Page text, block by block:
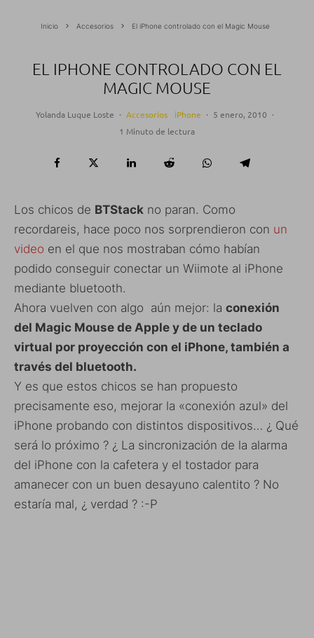
Inicio Accesorios El iPhone controlado con el Magic Mouse
EL IPHONE CONTROLADO CON EL
MAGIC MOUSE
Yolanda Luque Loste · Accesorios iPhone · 5 enero, 2010 ·
1 Minuto de lectura
Los chicos de BTStack no paran. Como
recordareis, hace poco nos sorprendieron con un
video en el que nos mostraban cómo habían
podido conseguir conectar un Wiimote al iPhone
mediante bluetooth.
Ahora vuelven con algo aún mejor: la conexión
del Magic Mouse de Apple y de un teclado
virtual por proyección con el iPhone, también a
través del bluetooth.
Y es que estos chicos se han propuesto
precisamente eso, mejorar la «conexión azul» del
iPhone probando con distintos dispositivos… ¿ Qué
será lo próximo ? ¿ La sincronización de la alarma
del iPhone con la cafetera y el tostador para
amanecer con un buen desayuno calentito ? No
estaría mal, ¿ verdad ? :-P